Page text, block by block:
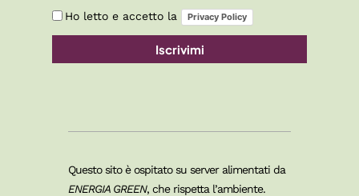
Ho letto e accetto la Privacy Policy
Iscrivimi
Questo sito è ospitato su server alimentati da
ENERGIA GREEN, che rispetta l’ambiente.